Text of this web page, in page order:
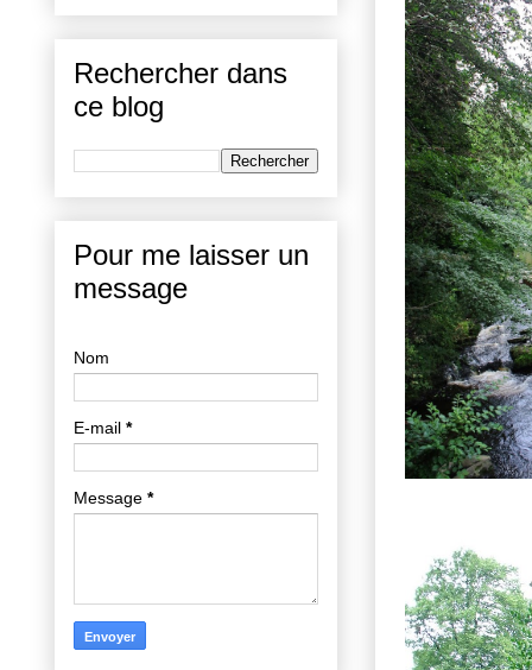
Rechercher dans
ce blog
Pour me laisser un
message
Nom
E-mail *
Message *